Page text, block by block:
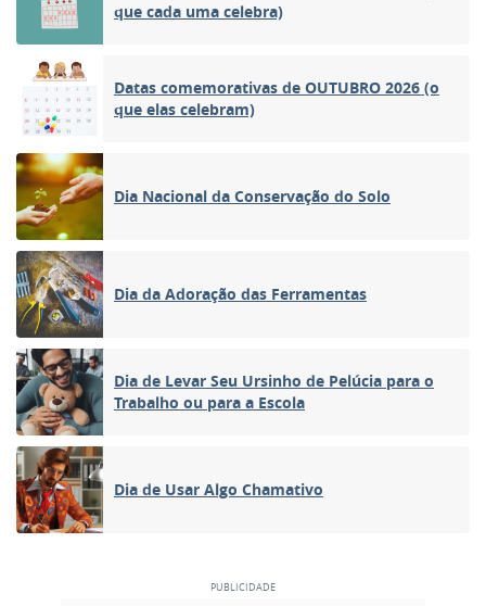
que cada uma celebra)
Datas comemorativas de OUTUBRO 2026 (o
que elas celebram)
Dia Nacional da Conservação do Solo
Dia da Adoração das Ferramentas
Dia de Levar Seu Ursinho de Pelúcia para o
Trabalho ou para a Escola
Dia de Usar Algo Chamativo